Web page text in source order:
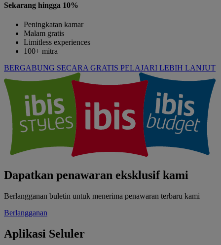
Sekarang hingga 10%
Peningkatan kamar
Malam gratis
Limitless experiences
100+ mitra
BERGABUNG SECARA GRATIS PELAJARI LEBIH LANJUT
Dapatkan penawaran eksklusif kami
Berlangganan buletin untuk menerima penawaran terbaru kami
Berlangganan
Aplikasi Seluler